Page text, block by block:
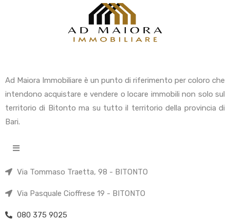
Ad Maiora Immobiliare è un punto di riferimento per coloro che
intendono acquistare e vendere o locare immobili non solo sul
territorio di Bitonto ma su tutto il territorio della provincia di
Bari.
Via Tommaso Traetta, 98 - BITONTO
Via Pasquale Cioffrese 19 - BITONTO
080 375 9025